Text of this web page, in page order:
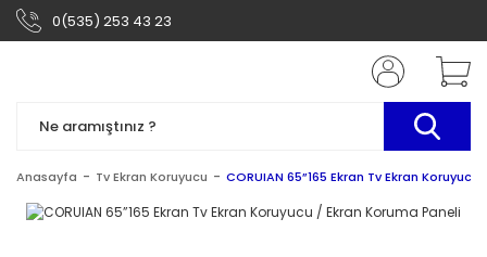
0(535) 253 43 23
Anasayfa Tv Ekran Koruyucu CORUIAN 65”165 Ekran Tv Ekran